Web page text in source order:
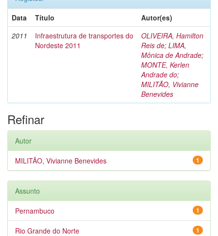
Data
Título
Autor(es)
2011
Infraestrutura de transportes do
Nordeste 2011
OLIVEIRA, Hamilton
Reis de; LIMA,
Mônica de Andrade;
MONTE, Kerlen
Andrade do;
MILITÃO, Vivianne
Benevides
Refinar
Autor
1
MILITÃO, Vivianne Benevides
Assunto
1
Pernambuco
1
Rio Grande do Norte